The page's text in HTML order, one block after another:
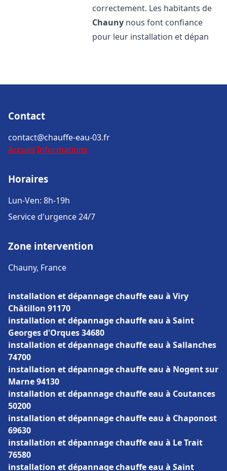
correctement. Les habitants de
Chauny nous font confiance
pour leur installation et dépan
Contact
contact@chauffe-eau-03.fr
Accueil Informations
Horaires
Lun-Ven: 8h-19h
Service d'urgence 24/7
Zone intervention
Chauny, France
installation et dépannage chauffe eau à Viry
Châtillon 91170
installation et dépannage chauffe eau à Saint
Georges d'Orques 34680
installation et dépannage chauffe eau à Sallanches
74700
installation et dépannage chauffe eau à Nogent sur
Marne 94130
installation et dépannage chauffe eau à Coutances
50200
installation et dépannage chauffe eau à Chaponost
69630
installation et dépannage chauffe eau à Le Trait
76580
installation et dépannage chauffe eau à Saint